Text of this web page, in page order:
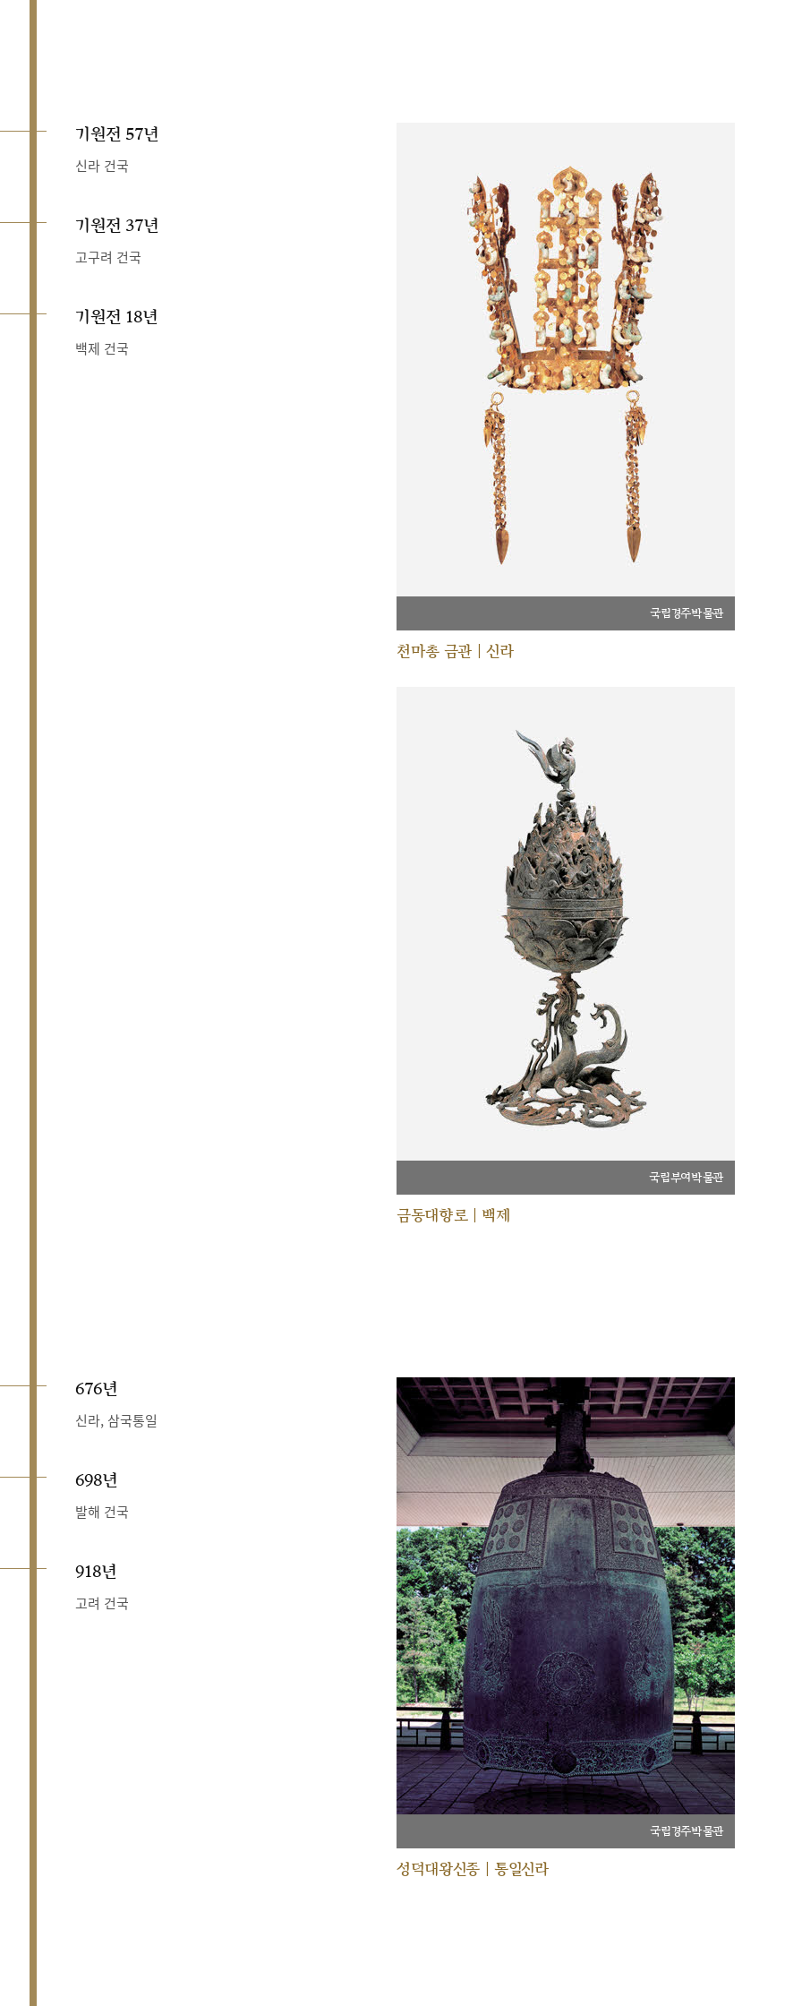
기원전 57년
신라 건국
기원전 37년
고구려 건국
기원전 18년
백제 건국
국립경주박물관
천마총 금관 | 신라
국립부여박물관
금동대향로 | 백제
676년
신라, 삼국통일
698년
발해 건국
918년
고려 건국
국립경주박물관
성덕대왕신종 | 통일신라